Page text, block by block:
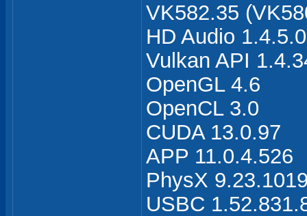
VK582.35
HD Audio 1.4.5.0
Vulkan API
OpenGL 4.6
OpenCL 3.0
CUDA 13.0.97
APP 11.0.4.526
PhysX
USBC